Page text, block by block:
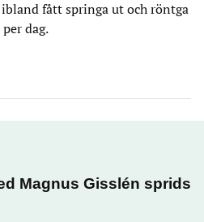
fått springa ut och röntga
dag.
Magnus Gisslén sprids